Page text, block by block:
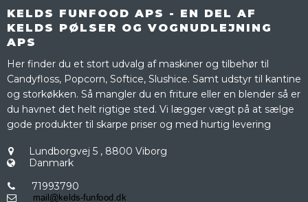
KELDS FUNFOOD APS - EN DEL AF
KELDS PØLSER OG VOGNUDLEJNING
APS
Her finder du et stort udvalg af maskiner og tilbehør til
Candyfloss, Popcorn, Softice, Slushice. Samt udstyr til kantine
og storkøkken. Så mangler du en friture eller en blender så er
du havnet det helt rigtige sted. Vi lægger vægt på at sælge
gode produkter til skarpe priser og med hurtig levering
Lundborgvej 5 , 8800 Viborg
Danmark
71993790